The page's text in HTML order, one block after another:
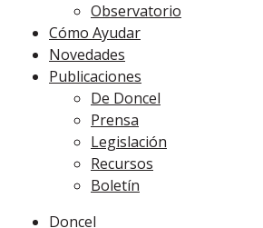
Observatorio
Cómo Ayudar
Novedades
Publicaciones
De Doncel
Prensa
Legislación
Recursos
Boletín
Doncel